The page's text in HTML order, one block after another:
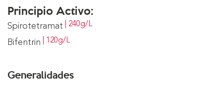
Principio Activo:
Spirotetramat | 240g/L
Bifentrin | 120g/L
Generalidades